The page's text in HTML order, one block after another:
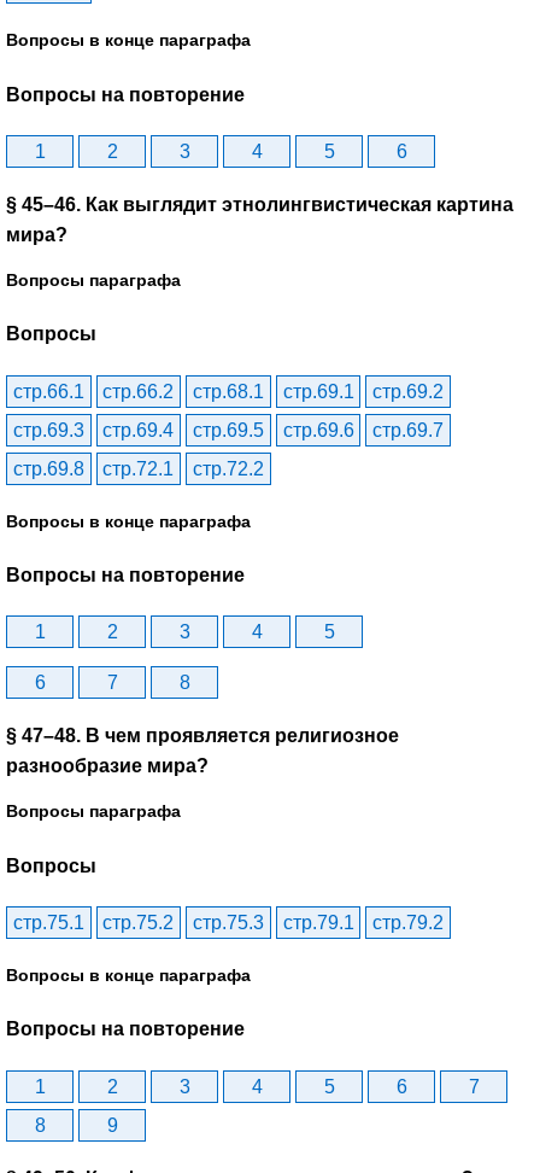
Вопросы в конце параграфа
Вопросы на повторение
1 2 3 4 5 6
§ 45–46. Как выглядит этнолингвистическая картина
мира?
Вопросы параграфа
Вопросы
стр.66.1 стр.66.2 стр.68.1 стр.69.1
стр.69.2
стр.69.3
стр.69.4 стр.69.5 стр.69.6
стр.69.7
стр.69.8
стр.72.1 стр.72.2
Вопросы в конце параграфа
Вопросы на повторение
1 2 3 4 5
6 7 8
§ 47–48. В чем проявляется религиозное
разнообразие мира?
Вопросы параграфа
Вопросы
стр.75.1 стр.75.2 стр.75.3 стр.79.1 стр.79.2
Вопросы в конце параграфа
Вопросы на повторение
1 2 3 4 5 6
7
8
9